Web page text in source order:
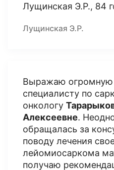
Лущинская Э.Р., 84
Лущинская Э.Р.
Выражаю огромную
специалисту по
онкологу
Алексеевне.
обращалась за
поводу лечения
лейомиосаркома
получаю